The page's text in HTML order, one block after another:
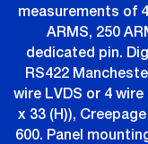
measurements of
ARMS, 250
dedicated pin.
RS422
wire LVDS or 4 wire
x 33 (H)),
600. Panel